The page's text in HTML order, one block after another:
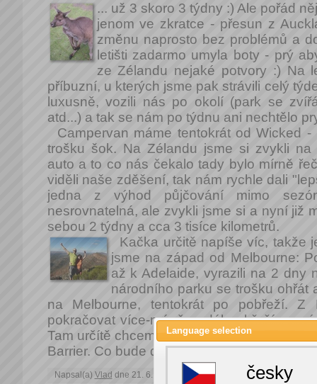
... už 3 skoro 3 týdny :) Ale pořád
jenom ve zkratce - přesun z
změnu naprosto bez problémů a
letišti zadarmo umyla boty - prý
ze Zélandu nejaké potvory :) Na
příbuzní, u kterých jsme pak strávili celý
luxusně, vozili nás po okolí (park se
atd...) a tak se nám po týdnu ani nechtělo
Campervan máme tentokrát od Wicked
trošku šok. Na Zélandu jsme si zvykli na
auto a to co nás čekalo tady bylo mírně
viděli naše zděšení, tak nám rychle dali
jedna z výhod půjčování mimo
nesrovnatelná, ale zvykli jsme si a nyní již
sebou 2 týdny a cca 3 tisíce kilometrů.
Kačka určitě napíše víc, takže
jsme na západ od Melbourne:
až k Adelaide, vyrazili na 2 dny
národního parku se trošku
na Melbourne, tentokrát po pobřeží. Z
pokračovat více-méně podél pobřeží na
Tam určítě chceme na týden na liveaboard
Barrier. Co bude dál zatím nevíme,
Napsal(a) Vlad dne 21. 6. 2009 5:42:00
Language selection
česky